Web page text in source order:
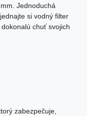
Jednoduchá
si vodný filter
chuť svojich
zabezpečuje,